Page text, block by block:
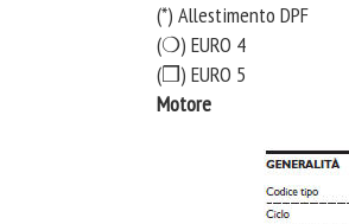
(*) Allestimento DPF
(❍) EURO 4
(❒) EURO 5
Motore